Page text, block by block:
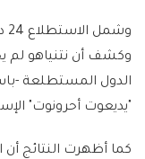
وكشف أن نتنياهو لم
الدول المستطلعة -
"يديعوت أحرونوت"
كما أظهرت النتائج أن